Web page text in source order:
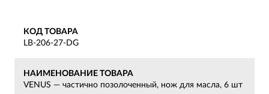
КОД ТОВАРА
LB-206-27-DG
НАИМЕНОВАНИЕ ТОВАРА
VENUS — частично позолоченный, нож для масла, 6 шт